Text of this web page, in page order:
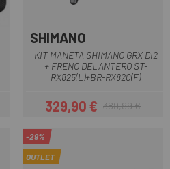
SHIMANO
KIT MANETA SHIMANO GRX DI2
+ FRENO DELANTERO ST-
RX825(L)+BR-RX820(F)
Precio
329,90 €Precio regular
389,99 €
-29%
OUTLET